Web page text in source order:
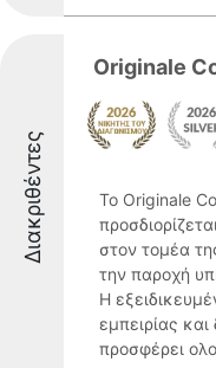
Διακριθέντες
Originale
Το Originale
στον τομέα
την παροχή
Η
εμπειρίας
προσφέρει